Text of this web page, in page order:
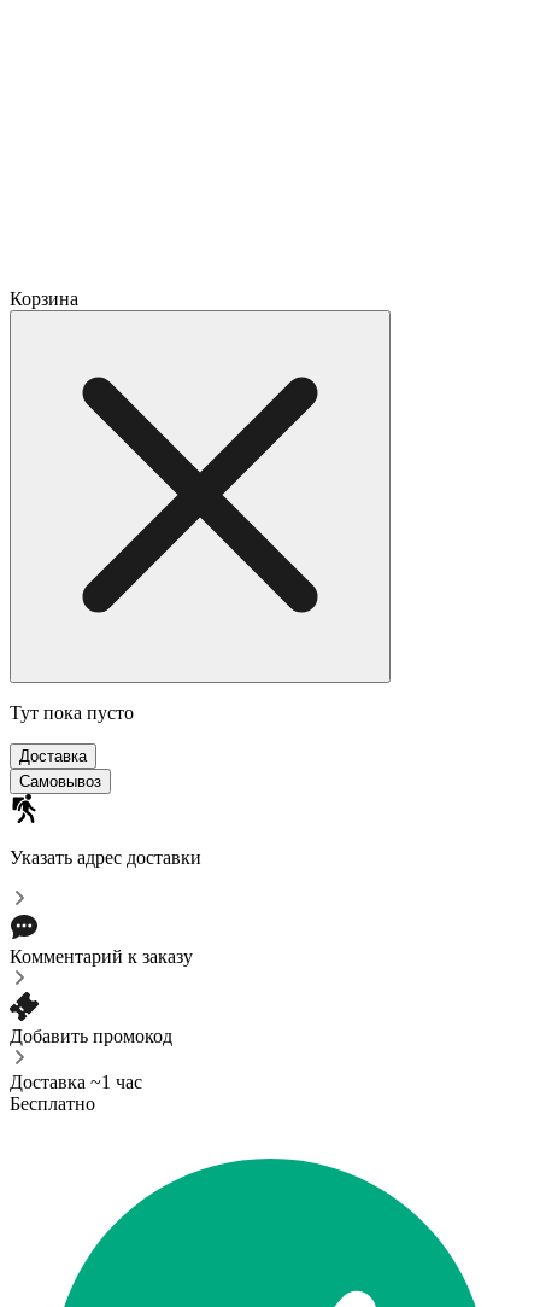
Корзина
Тут пока пусто
Доставка
Самовывоз
Указать адрес доставки
Комментарий к заказу
Добавить промокод
Доставка ~1 час
Бесплатно